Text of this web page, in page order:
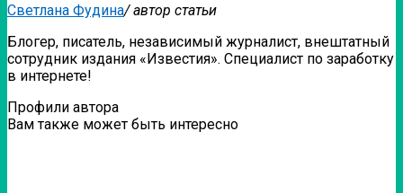
Светлана Фудина/ автор статьи
Блогер, писатель, независимый журналист, внештатный
сотрудник издания «Известия». Специалист по заработку
в интернете!
Профили автора
Вам также может быть интересно